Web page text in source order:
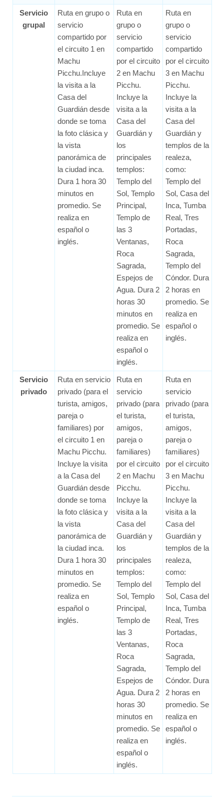
Servicio
grupal
Ruta en grupo o
servicio
compartido por
el circuito 1 en
Machu
Picchu.Incluye
la visita a la
Casa del
Guardián desde
donde se toma
la foto clásica y
la vista
panorámica de
la ciudad inca.
Dura 1 hora 30
minutos en
promedio. Se
realiza en
español o
inglés.
Ruta en
grupo o
servicio
compartido
por el circuito
2 en Machu
Picchu.
Incluye la
visita a la
Casa del
Guardián y
los
principales
templos:
Templo del
Sol, Templo
Principal,
Templo de
las 3
Ventanas,
Roca
Sagrada,
Espejos de
Agua. Dura 2
horas 30
minutos en
promedio. Se
realiza en
español o
inglés.
Ruta en
grupo o
servicio
compartido
por el circuito
3 en Machu
Picchu.
Incluye la
visita a la
Casa del
Guardián y
templos de la
realeza,
como:
Templo del
Sol, Casa del
Inca, Tumba
Real, Tres
Portadas,
Roca
Sagrada,
Templo del
Cóndor. Dura
2 horas en
promedio. Se
realiza en
español o
inglés.
Servicio
privado
Ruta en servicio
privado (para el
turista, amigos,
pareja o
familiares) por
el circuito 1 en
Machu Picchu.
Incluye la visita
a la Casa del
Guardián desde
donde se toma
la foto clásica y
la vista
panorámica de
la ciudad inca.
Dura 1 hora 30
minutos en
promedio. Se
realiza en
español o
inglés.
Ruta en
servicio
privado (para
el turista,
amigos,
pareja o
familiares)
por el circuito
2 en Machu
Picchu.
Incluye la
visita a la
Casa del
Guardián y
los
principales
templos:
Templo del
Sol, Templo
Principal,
Templo de
las 3
Ventanas,
Roca
Sagrada,
Espejos de
Agua. Dura 2
horas 30
minutos en
promedio. Se
realiza en
español o
inglés.
Ruta en
servicio
privado (para
el turista,
amigos,
pareja o
familiares)
por el circuito
3 en Machu
Picchu.
Incluye la
visita a la
Casa del
Guardián y
templos de la
realeza,
como:
Templo del
Sol, Casa del
Inca, Tumba
Real, Tres
Portadas,
Roca
Sagrada,
Templo del
Cóndor. Dura
2 horas en
promedio. Se
realiza en
español o
inglés.